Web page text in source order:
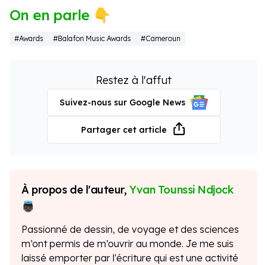
On en parle 👇
#Awards #Balafon Music Awards #Cameroun
Restez à l'affut
Suivez-nous sur Google News
Partager cet article
À propos de l'auteur,Yvan Tounssi Ndjock
Passionné de dessin, de voyage et des sciences
m’ont permis de m’ouvrir au monde. Je me suis
laissé emporter par l'écriture qui est une activité